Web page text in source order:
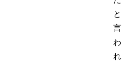
と
言
わ
れ